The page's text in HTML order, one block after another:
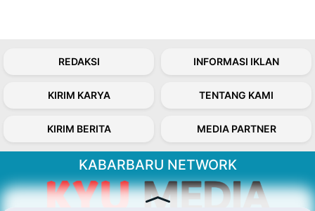
REDAKSI INFORMASI IKLAN
KIRIM KARYA TENTANG KAMI
KIRIM BERITA MEDIA PARTNER
KABARBARU NETWORK